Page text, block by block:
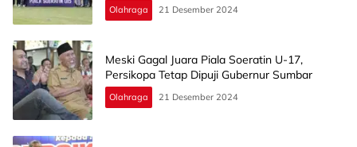
Olahraga 21 Desember 2024
Meski Gagal Juara Piala Soeratin U-17,
Persikopa Tetap Dipuji Gubernur Sumbar
Olahraga 21 Desember 2024